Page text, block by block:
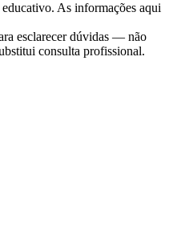
As informações aqui
esclarecer dúvidas — não
consulta profissional.